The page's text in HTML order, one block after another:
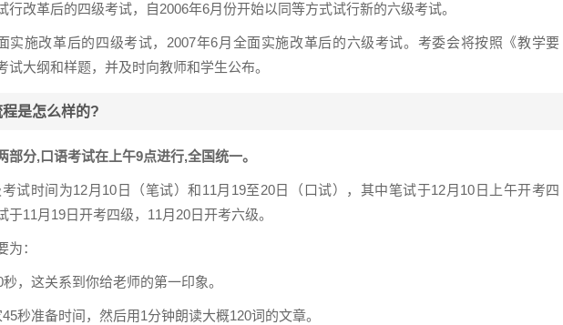
行改革后的四级考试，自2006年6月份开始以同等方式试行新的六级考试。
实施改革后的四级考试，2007年6月全面实施改革后的六级考试。考委会将按照《教学要
试大纲和样题，并及时向教师和学生公布。
是怎么样的?
部分,口语考试在上午9点进行,全国统一。
试时间为12月10日（笔试）和11月19至20日（口试），其中笔试于12月10日上午开考四
11月19日开考四级，11月20日开考六级。
：
，这关系到你给老师的第一印象。
秒准备时间，然后用1分钟朗读大概120词的文章。